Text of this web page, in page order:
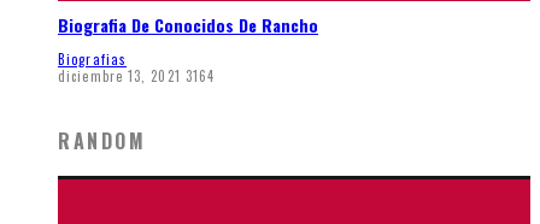
Biografia De Conocidos De Rancho
Biografias
diciembre 13, 2021 3164
RANDOM